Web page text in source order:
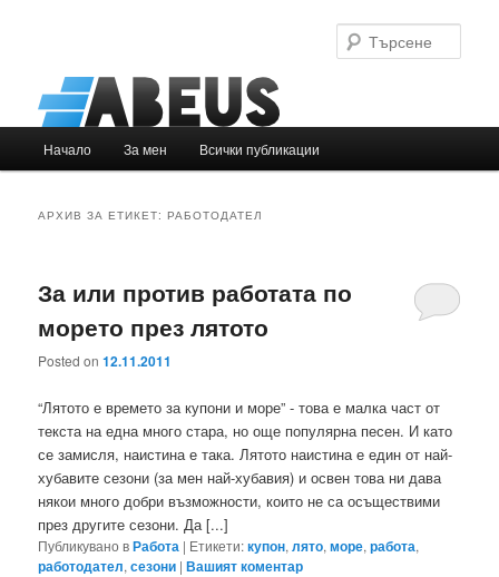
Към
Към
Начало За мен Всички публикации
АРХИВ ЗА ЕТИКЕТ:РАБОТОДАТЕЛ
За или против работата по
морето през лятото
Posted on12.11.2011
“Лятото е времето за купони и море” - това е малка част от
текста на една много стара, но още популярна песен. И като
се замисля, наистина е така. Лятото наистина е един от най-
хубавите сезони (за мен най-хубавия) и освен това ни дава
някои много добри възможности, които не са осъществими
през другите сезони. Да [...]
Публикувано вРабота | Етикети:купон,лято,море,работа,
работодател,сезони |Вашият коментар